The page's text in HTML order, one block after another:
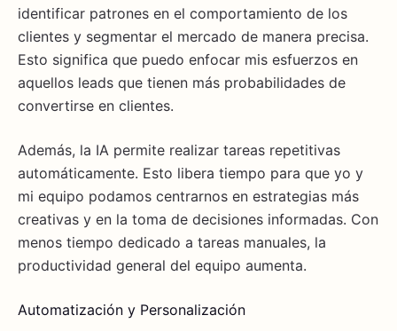
identificar patrones en el comportamiento de los
clientes y segmentar el mercado de manera precisa.
Esto significa que puedo enfocar mis esfuerzos en
aquellos leads que tienen más probabilidades de
convertirse en clientes.
Además, la IA permite realizar tareas repetitivas
automáticamente. Esto libera tiempo para que yo y
mi equipo podamos centrarnos en estrategias más
creativas y en la toma de decisiones informadas. Con
menos tiempo dedicado a tareas manuales, la
productividad general del equipo aumenta.
Automatización y Personalización